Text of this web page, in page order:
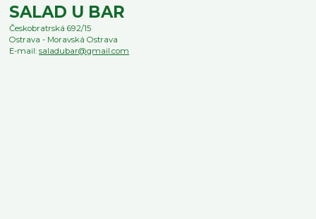
SALAD U BAR
Českobratrská 692/15
Ostrava - Moravská Ostrava
E-mail:saladubar@gmail.com